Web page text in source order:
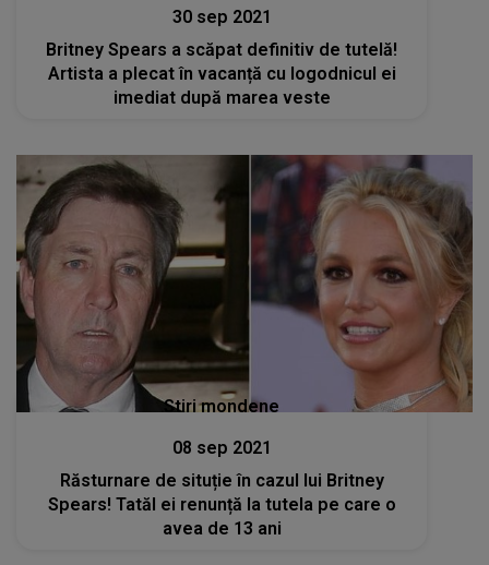
30 sep 2021
Britney Spears a scăpat definitiv de tutelă!
Artista a plecat în vacanță cu logodnicul ei
imediat după marea veste
Stiri mondene
08 sep 2021
Răsturnare de situție în cazul lui Britney
Spears! Tatăl ei renunță la tutela pe care o
avea de 13 ani